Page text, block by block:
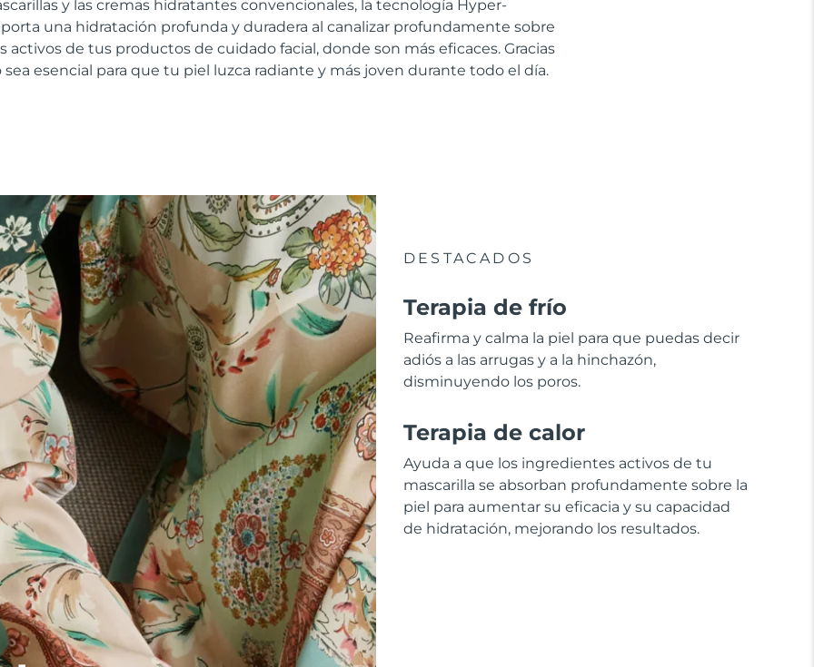
y las cremas hidratantes convencionales, la tecnología Hyper-
una hidratación profunda y duradera al canalizar profundamente sobre
activos de tus productos de cuidado facial, donde son más eficaces. Gracias
sea esencial para que tu piel luzca radiante y más joven durante todo el día.
DESTACADOS
Terapia de frío
Reafirma y calma la piel para que puedas decir
adiós a las arrugas y a la hinchazón,
disminuyendo los poros.
Terapia de calor
Ayuda a que los ingredientes activos de tu
mascarilla se absorban profundamente sobre la
piel para aumentar su eficacia y su capacidad
de hidratación, mejorando los resultados.